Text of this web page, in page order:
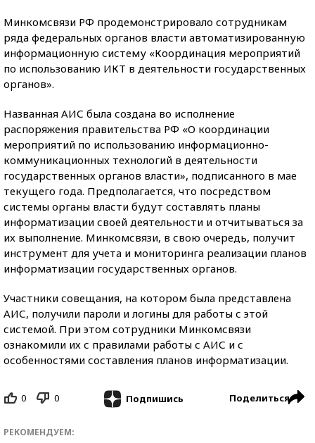
Минкомсвязи РФ продемонстрировало сотрудникам
ряда федеральных органов власти автоматизированную
информационную систему «Координация мероприятий
по использованию ИКТ в деятельности государственных
органов».
Названная АИС была создана во исполнение
распоряжения правительства РФ «О координации
мероприятий по использованию информационно-
коммуникационных технологий в деятельности
государственных органов власти», подписанного в мае
текущего года. Предполагается, что посредством
системы органы власти будут составлять планы
информатизации своей деятельности и отчитываться за
их выполнение. Минкомсвязи, в свою очередь, получит
инструмент для учета и мониторинга реализации планов
информатизации государственных органов.
Участники совещания, на котором была представлена
АИС, получили пароли и логины для работы с этой
системой. При этом сотрудники Минкомсвязи
ознакомили их с правилами работы с АИС и с
особенностями составления планов информатизации.
0 0 Подпишись Поделиться
РЕКОМЕНДУЕМ: